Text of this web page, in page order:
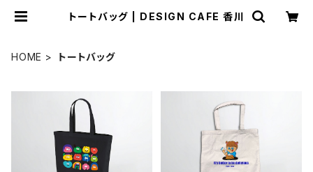
トートバッグ | DESIGN CAFE 香川
HOME トートバッグ